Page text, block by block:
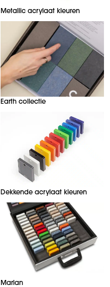
Metallic acrylaat kleuren
Earth collectie
Dekkende acrylaat kleuren
Marlan